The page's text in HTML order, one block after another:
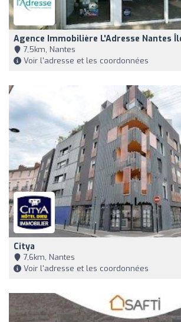
Agence Immobilière L'Adresse Nantes
7,5km, Nantes
Voir l'adresse et les coordonnées
Citya
7,6km, Nantes
Voir l'adresse et les coordonnées